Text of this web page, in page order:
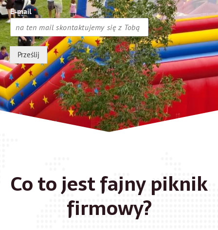
E-mail*
Prześlij
Co to jest fajny piknik
firmowy?